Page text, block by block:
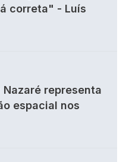
correta" - Luís
representa
espacial nos